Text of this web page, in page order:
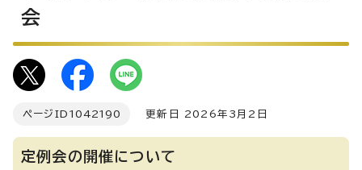
会
ページID 1042190 更新日 2026年3月2日
定例会の開催について